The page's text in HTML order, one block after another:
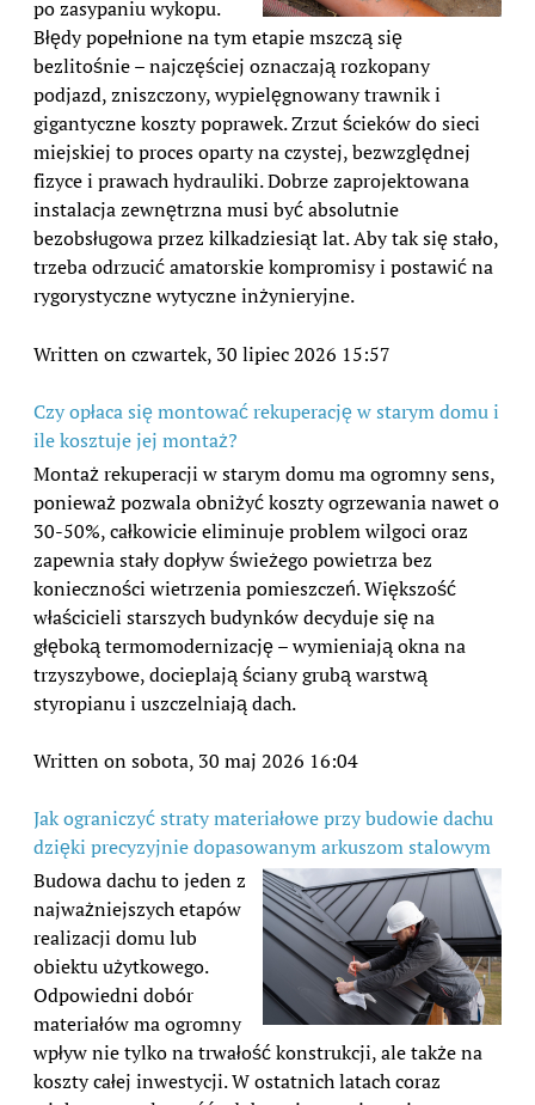
po zasypaniu wykopu.
Błędy popełnione na tym etapie mszczą się
bezlitośnie – najczęściej oznaczają rozkopany
podjazd, zniszczony, wypielęgnowany trawnik i
gigantyczne koszty poprawek. Zrzut ścieków do sieci
miejskiej to proces oparty na czystej, bezwzględnej
fizyce i prawach hydrauliki. Dobrze zaprojektowana
instalacja zewnętrzna musi być absolutnie
bezobsługowa przez kilkadziesiąt lat. Aby tak się stało,
trzeba odrzucić amatorskie kompromisy i postawić na
rygorystyczne wytyczne inżynieryjne.
Written on czwartek, 30 lipiec 2026 15:57
Czy opłaca się montować rekuperację w starym domu i
ile kosztuje jej montaż?
Montaż rekuperacji w starym domu ma ogromny sens,
ponieważ pozwala obniżyć koszty ogrzewania nawet o
30-50%, całkowicie eliminuje problem wilgoci oraz
zapewnia stały dopływ świeżego powietrza bez
konieczności wietrzenia pomieszczeń. Większość
właścicieli starszych budynków decyduje się na
głęboką termomodernizację – wymieniają okna na
trzyszybowe, docieplają ściany grubą warstwą
styropianu i uszczelniają dach.
Written on sobota, 30 maj 2026 16:04
Jak ograniczyć straty materiałowe przy budowie dachu
dzięki precyzyjnie dopasowanym arkuszom stalowym
Budowa dachu to jeden z
najważniejszych etapów
realizacji domu lub
obiektu użytkowego.
Odpowiedni dobór
materiałów ma ogromny
wpływ nie tylko na trwałość konstrukcji, ale także na
koszty całej inwestycji. W ostatnich latach coraz